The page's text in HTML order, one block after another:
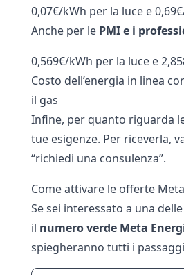
0,07€/kWh per la luce e
Anche per le PMI e i
0,569€/kWh per la luce e
Costo dell’energia in linea
il gas
Infine, per quanto riguarda
tue esigenze. Per riceverla,
“richiedi una consulenza”.
Come attivare le offerte
Se sei interessato a una delle
il numero verde Meta
spiegheranno tutti i